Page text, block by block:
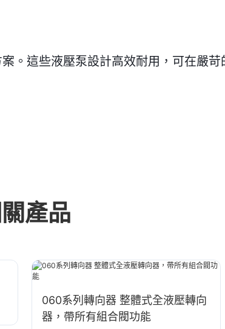
。這些液壓泵設計高效耐用，可在嚴
產品
060系列轉向器 整體式全液壓轉向
器，帶所有組合閥功能